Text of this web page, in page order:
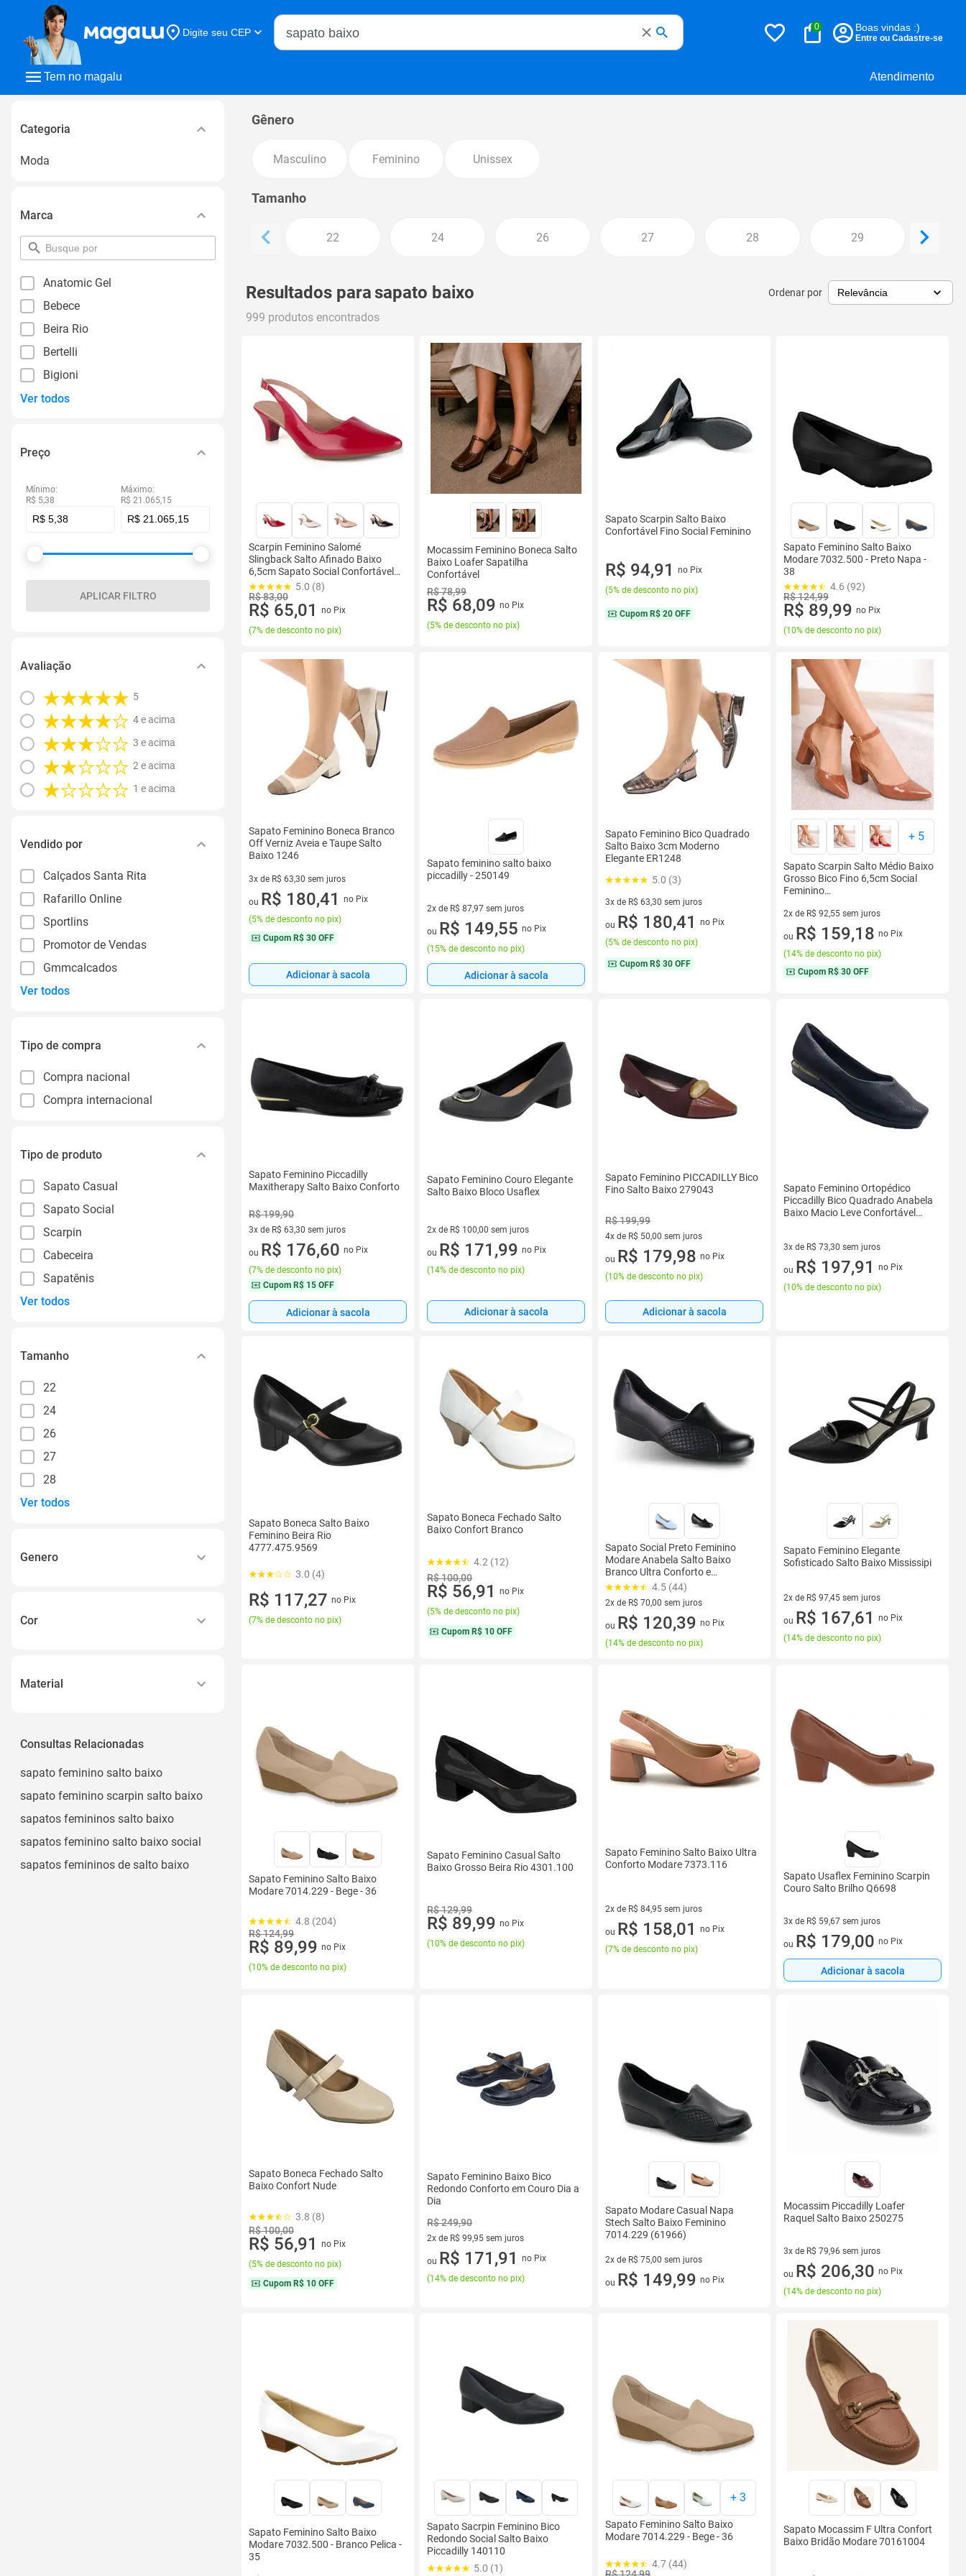
Tem no magalu Atendimento
Digite seu CEP
Buscar no Magalu
0 Boas vindas :)
Entre ou Cadastre-se
Categoria
Moda
Marca
pesquisar
por
Anatomic Gel
Bebece
Beira Rio
Bertelli
Bigioni
Ver todos
Preço
Mínimo:
R$ 5,38
Máximo:
R$ 21.065,15
APLICAR FILTRO
Avaliação
5
4 e acima
3 e acima
2 e acima
1 e acima
Vendido por
Calçados Santa Rita
Rafarillo Online
Sportlins
Promotor de Vendas
Gmmcalcados
Ver todos
Tipo de compra
Compra nacional
Compra internacional
Tipo de produto
Sapato Casual
Sapato Social
Scarpin
Cabeceira
Sapatênis
Ver todos
Tamanho
22
24
26
27
28
Ver todos
Genero
Unissex
Cor
Mogno
Ver todos
Material
Sintético
Consultas Relacionadas
sapato feminino salto baixo
sapato feminino scarpin salto baixo
sapatos femininos salto baixo
sapatos feminino salto baixo social
sapatos femininos de salto baixo
Gênero
Masculino Feminino Unissex
Tamanho
22 24 26 27 28 29
Resultados parasapato baixo Ordenar por
999 produtos encontrados
Scarpin Feminino Salomé
Slingback Salto Afinado Baixo
6,5cm Sapato Social Confortável
Elegante
5.0 (8)
R$ 83,00
R$ 65,01
no Pix
(7% de desconto no pix)
Mocassim Feminino Boneca Salto
Baixo Loafer Sapatilha
Confortável
R$ 78,99
R$ 68,09 no Pix
(5% de desconto no pix)
Sapato Scarpin Salto Baixo
Confortável Fino Social Feminino
R$ 94,91
no Pix
(5% de desconto no pix)
Cupom R$ 20 OFF
Sapato Feminino Salto Baixo
Modare 7032.500 - Preto Napa -
38
4.6 (92)
R$ 124,99
R$ 89,99 no Pix
(10% de desconto no pix)
Sapato Feminino Boneca Branco
Off Verniz Aveia e Taupe Salto
Baixo 1246
3x de R$ 63,30 sem juros
3 vez de R$ 63,30 sem juros
ou R$ 180,41
no Pix
(5% de desconto no pix)
Cupom R$ 30 OFF
Adicionar à sacola
Sapato feminino salto baixo
piccadilly - 250149
2x de R$ 87,97 sem juros
2 vez de R$ 87,97 sem juros
ou R$ 149,55 no Pix
(15% de desconto no pix)
Adicionar à sacola
Sapato Feminino Bico Quadrado
Salto Baixo 3cm Moderno
Elegante ER1248
5.0 (3)
3x de R$ 63,30 sem juros
3 vez de R$ 63,30 sem juros
ou R$ 180,41
no Pix
(5% de desconto no pix)
Cupom R$ 30 OFF
+ 5
Sapato Scarpin Salto Médio Baixo
Grosso Bico Fino 6,5cm Social
Feminino
2x de R$ 92,55 sem juros
2 vez de R$ 92,55 sem juros
ou R$ 159,18 no Pix
(14% de desconto no pix)
Cupom R$ 30 OFF
Sapato Feminino Piccadilly
Maxitherapy Salto Baixo Conforto
R$ 199,90
3x de R$ 63,30 sem juros
3 vez de R$ 63,30 sem juros
ou R$ 176,60 no Pix
(7% de desconto no pix)
Cupom R$ 15 OFF
Adicionar à sacola
Sapato Feminino Couro Elegante
Salto Baixo Bloco Usaflex
2x de R$ 100,00 sem juros
2 vez de R$ 100,00 sem juros
ou R$ 171,99 no Pix
(14% de desconto no pix)
Adicionar à sacola
Sapato Feminino PICCADILLY Bico
Fino Salto Baixo 279043
R$ 199,99
4x de R$ 50,00 sem juros
4 vez de R$ 50,00 sem juros
ou R$ 179,98 no Pix
(10% de desconto no pix)
Adicionar à sacola
Sapato Feminino Ortopédico
Piccadilly Bico Quadrado Anabela
Baixo Macio Leve Confortável
3x de R$ 73,30 sem juros
3 vez de R$ 73,30 sem juros
ou R$ 197,91
no Pix
(10% de desconto no pix)
Sapato Boneca Salto Baixo
Feminino Beira Rio
4777.475.9569
3.0 (4)
R$ 117,27 no Pix
(7% de desconto no pix)
Sapato Boneca Fechado Salto
Baixo Confort Branco
4.2 (12)
R$ 100,00
R$ 56,91
no Pix
(5% de desconto no pix)
Cupom R$ 10 OFF
Sapato Social Preto Feminino
Modare Anabela Salto Baixo
Branco Ultra Conforto e
Segurança 7014.229
4.5 (44)
2x de R$ 70,00 sem juros
2 vez de R$ 70,00 sem juros
ou R$ 120,39 no Pix
(14% de desconto no pix)
Sapato Feminino Elegante
Sofisticado Salto Baixo Mississipi
2x de R$ 97,45 sem juros
2 vez de R$ 97,45 sem juros
ou R$ 167,61
no Pix
(14% de desconto no pix)
Sapato Feminino Salto Baixo
Modare 7014.229 - Bege - 36
4.8 (204)
R$ 124,99
R$ 89,99 no Pix
(10% de desconto no pix)
Sapato Feminino Casual Salto
Baixo Grosso Beira Rio 4301.100
R$ 129,99
R$ 89,99 no Pix
(10% de desconto no pix)
Sapato Feminino Salto Baixo Ultra
Conforto Modare 7373.116
2x de R$ 84,95 sem juros
2 vez de R$ 84,95 sem juros
ou R$ 158,01
no Pix
(7% de desconto no pix)
Sapato Usaflex Feminino Scarpin
Couro Salto Brilho Q6698
3x de R$ 59,67 sem juros
3 vez de R$ 59,67 sem juros
ou R$ 179,00 no Pix
Adicionar à sacola
Sapato Boneca Fechado Salto
Baixo Confort Nude
3.8 (8)
R$ 100,00
R$ 56,91
no Pix
(5% de desconto no pix)
Cupom R$ 10 OFF
Sapato Feminino Baixo Bico
Redondo Conforto em Couro Dia a
Dia
R$ 249,90
2x de R$ 99,95 sem juros
2 vez de R$ 99,95 sem juros
ou R$ 171,91
no Pix
(14% de desconto no pix)
Sapato Modare Casual Napa
Stech Salto Baixo Feminino
7014.229 (61966)
2x de R$ 75,00 sem juros
2 vez de R$ 75,00 sem juros
ou R$ 149,99 no Pix
Mocassim Piccadilly Loafer
Raquel Salto Baixo 250275
3x de R$ 79,96 sem juros
3 vez de R$ 79,96 sem juros
ou R$ 206,30 no Pix
(14% de desconto no pix)
Sapato Feminino Salto Baixo
Modare 7032.500 - Branco Pelica -
35
Sapato Sacrpin Feminino Bico
Redondo Social Salto Baixo
Piccadilly 140110
5.0 (1)
+ 3
Sapato Feminino Salto Baixo
Modare 7014.229 - Bege - 36
4.7 (44)
Sapato Mocassim F Ultra Confort
Baixo Bridão Modare 70161004